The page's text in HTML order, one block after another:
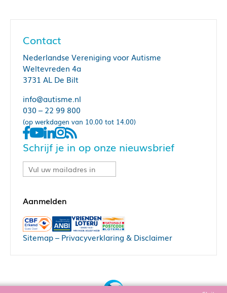
Contact
Nederlandse Vereniging voor Autisme
Weltevreden 4a
3731 AL De Bilt
info@autisme.nl
030 – 22 99 800
(op werkdagen van 10.00 tot 14.00)
Schrijf je in op onze nieuwsbrief
Sitemap– Privacyverklaring & Disclaimer